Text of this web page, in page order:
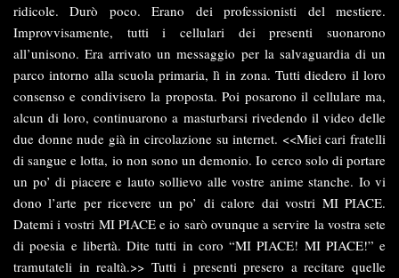
ridicole. Durò poco. Erano dei professionisti del mestiere.
Improvvisamente, tutti i cellulari dei presenti suonarono
all’unisono. Era arrivato un messaggio per la salvaguardia di un
parco intorno alla scuola primaria, lì in zona. Tutti diedero il loro
consenso e condivisero la proposta. Poi posarono il cellulare ma,
alcun di loro, continuarono a masturbarsi rivedendo il video delle
due donne nude già in circolazione su internet. <<Miei cari fratelli
di sangue e lotta, io non sono un demonio. Io cerco solo di portare
un po’ di piacere e lauto sollievo alle vostre anime stanche. Io vi
dono l’arte per ricevere un po’ di calore dai vostri MI PIACE.
Datemi i vostri MI PIACE e io sarò ovunque a servire la vostra sete
di poesia e libertà. Dite tutti in coro “MI PIACE! MI PIACE!” e
tramutateli in realtà.>> Tutti i presenti presero a recitare quelle